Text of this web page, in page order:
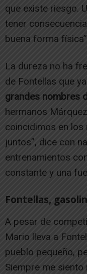
que existe riesgo.
tener
buena forma
La dureza no ha
de Fontellas que ya
grandes nombres
hermanos
coincidimos en
juntos”, dice con
entrenamientos
constante y una
Fontellas,
A pesar de
Mario lleva a
pueblo pequeño,
Siempre me siento